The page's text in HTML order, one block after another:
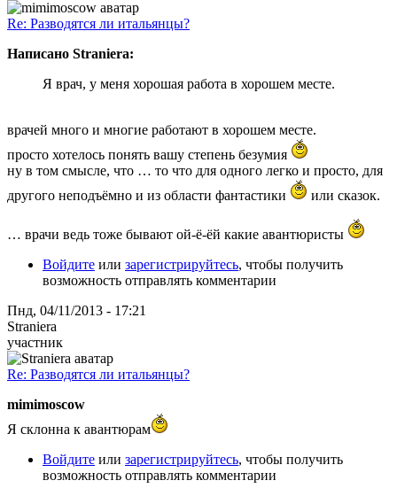
Re: Разводятся ли итальянцы?
Написано Straniera:
Я врач, у меня хорошая работа в хорошем месте.
врачей много и многие работают в хорошем месте.
просто хотелось понять вашу степень безумия
ну в том смысле, что … то что для одного легко и просто, для
другого неподъёмно и из области фантастики
или сказок.
… врачи ведь тоже бывают ой-ё-ёй какие авантюристы
Войдите или зарегистрируйтесь, чтобы получить
возможность отправлять комментарии
Пнд, 04/11/2013 - 17:21
Straniera
участник
Re: Разводятся ли итальянцы?
mimimoscow
Я склонна к авантюрам
Войдите или зарегистрируйтесь, чтобы получить
возможность отправлять комментарии